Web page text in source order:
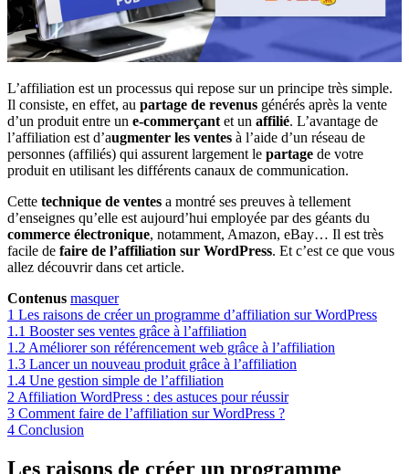
L’affiliation est un processus qui repose sur un principe très simple.
Il consiste, en effet, au partage de revenus générés après la vente
d’un produit entre un e-commerçant et un affilié. L’avantage de
l’affiliation est d’augmenter les ventes à l’aide d’un réseau de
personnes (affiliés) qui assurent largement le partage de votre
produit en utilisant les différents canaux de communication.
Cette technique de ventes a montré ses preuves à tellement
d’enseignes qu’elle est aujourd’hui employée par des géants du
commerce électronique, notamment, Amazon, eBay… Il est très
facile de faire de l’affiliation sur WordPress. Et c’est ce que vous
allez découvrir dans cet article.
Contenus masquer
1 Les raisons de créer un programme d’affiliation sur WordPress
1.1 Booster ses ventes grâce à l’affiliation
1.2 Améliorer son référencement web grâce à l’affiliation
1.3 Lancer un nouveau produit grâce à l’affiliation
1.4 Une gestion simple de l’affiliation
2 Affiliation WordPress : des astuces pour réussir
3 Comment faire de l’affiliation sur WordPress ?
4 Conclusion
Les raisons de créer un programme